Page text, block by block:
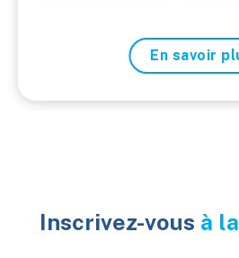
En savoir
Inscrivez-vous à